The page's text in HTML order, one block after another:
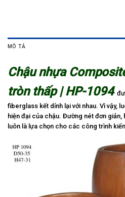
MÔ TẢ
Chậu nhựa
tròn thấp | HP-1094
fiberglass kết dính lại với nhau. Vì vậy,
hiện đại của chậu. Đường nét đơn
luôn là lựa chọn cho các công trình